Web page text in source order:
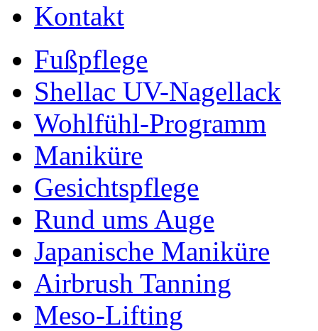
Kontakt
Fußpflege
Shellac UV-Nagellack
Wohlfühl-Programm
Maniküre
Gesichtspflege
Rund ums Auge
Japanische Maniküre
Airbrush Tanning
Meso-Lifting